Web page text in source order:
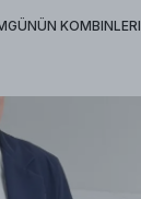
GÜNÜN KOMBINLERI